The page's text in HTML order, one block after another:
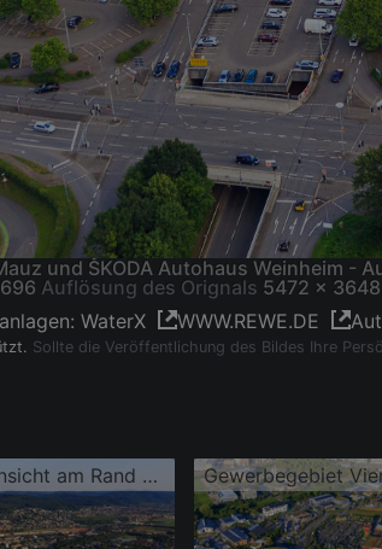
und ŠKODA Autohaus Weinheim
Auflösung des Orignals 5472 x
WaterX
WWW.REWE.DE
Sollte die Veröffentlichung des Bildes Ihre
Stadtansicht am Rand des Odenwalds aus Nordwesten mit Mannheime Straße und REWE Center Markus Mauz